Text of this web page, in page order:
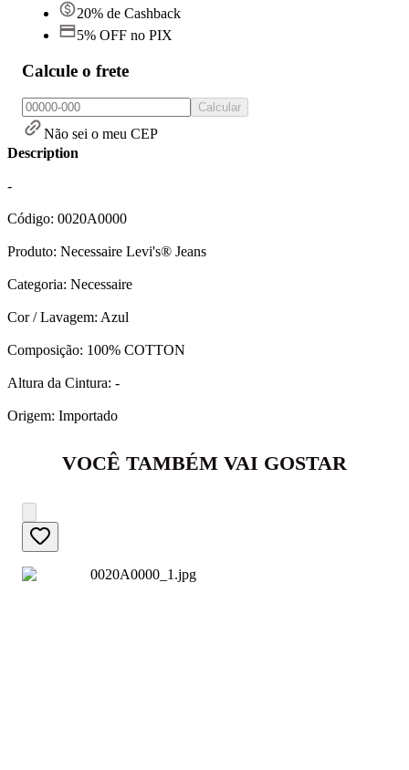
20% de Cashback
5% OFF no PIX
Calcule o frete
Calcular
Não sei o meu CEP
Description
-
Código: 0020A0000
Produto: Necessaire Levi's® Jeans
Categoria: Necessaire
Cor / Lavagem: Azul
Composição: 100% COTTON
Altura da Cintura: -
Origem: Importado
VOCÊ TAMBÉM VAI GOSTAR